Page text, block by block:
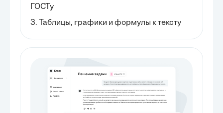
ГОСТу
3. Таблицы, графики и формулы к тексту